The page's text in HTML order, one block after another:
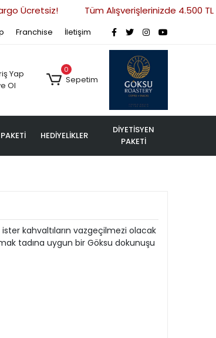
Ücretsiz! Tüm Alışverişlerinizde 4.500 TL
Franchise İletişim
Yap
Ol
0
Sepetim
HEDİYELİKLER
DİYETİSYEN
PAKETİ
ister kahvaltıların vazgeçilmezi olacak
tadına uygun bir Göksu dokunuşu